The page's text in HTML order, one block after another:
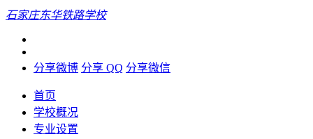
石家庄东华铁路学校
分享微博 分享 QQ 分享微信
首页
学校概况
专业设置